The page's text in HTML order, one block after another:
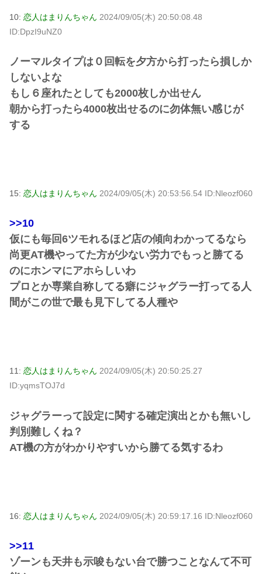
10: 恋人はまりんちゃん 2024/09/05(木) 20:50:08.48
ID:DpzI9uNZ0
ノーマルタイプは０回転を夕方から打ったら損しか
しないよな
もし６座れたとしても2000枚しか出せん
朝から打ったら4000枚出せるのに勿体無い感じが
する
15: 恋人はまりんちゃん 2024/09/05(木) 20:53:56.54 ID:Nleozf060
>>10
仮にも毎回6ツモれるほど店の傾向わかってるなら
尚更AT機やってた方が少ない労力でもっと勝てる
のにホンマにアホらしいわ
プロとか専業自称してる癖にジャグラー打ってる人
間がこの世で最も見下してる人種や
11: 恋人はまりんちゃん 2024/09/05(木) 20:50:25.27
ID:yqmsTOJ7d
ジャグラーって設定に関する確定演出とかも無いし
判別難しくね？
AT機の方がわかりやすいから勝てる気するわ
16: 恋人はまりんちゃん 2024/09/05(木) 20:59:17.16 ID:Nleozf060
>>11
ゾーンも天井も示唆もない台で勝つことなんて不可